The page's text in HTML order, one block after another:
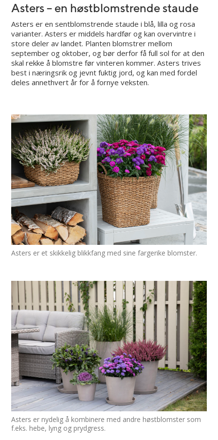
Asters – en høstblomstrende staude
Asters er en sentblomstrende staude i blå, lilla og rosa
varianter. Asters er middels hardfør og kan overvintre i
store deler av landet. Planten blomstrer mellom
september og oktober, og bør derfor få full sol for at den
skal rekke å blomstre før vinteren kommer. Asters trives
best i næringsrik og jevnt fuktig jord, og kan med fordel
deles annethvert år for å fornye veksten.
Asters er et skikkelig blikkfang med sine fargerike blomster.
Asters er nydelig å kombinere med andre høstblomster som
f.eks. hebe, lyng og prydgress.